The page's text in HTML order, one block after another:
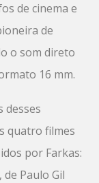
de cinema e
de
o som direto
16 mm.
desses
quatro filmes
por Farkas:
de Paulo Gil